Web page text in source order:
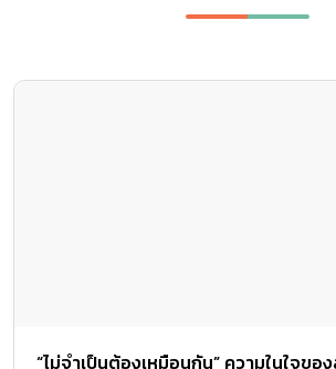
“ไม่จำเป็นต้องเหมือนกัน” ความในใจข